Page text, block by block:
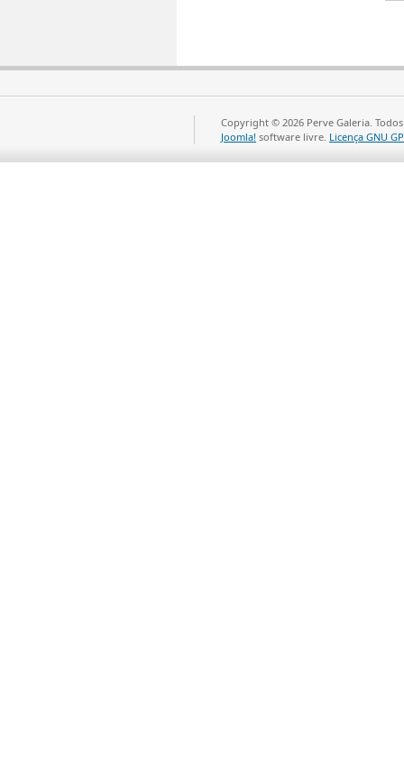
Copyright © 2026 Perve Galeria.
Joomla! software livre. Licença GNU